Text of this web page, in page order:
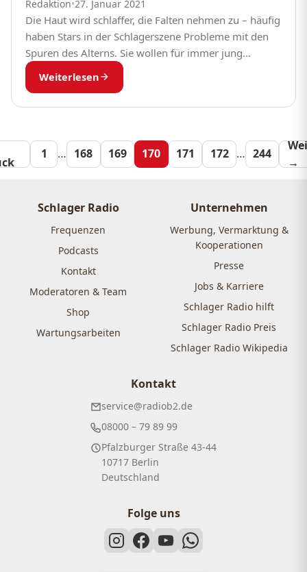
Redaktion•27. Januar 2021
Die Haut wird schlaffer, die Falten nehmen zu – häufig
haben Stars in der Schlagerszene Probleme mit den
Spuren des Alterns. Sie wollen für immer jung
bleiben, zumindest was das...
Weiterlesen
der
1 … 168 169 170 171 172 … 244
→
Schlager Radio
Frequenzen
Podcasts
Kontakt
Moderatoren & Team
Shop
Wartungsarbeiten
Unternehmen
Werbung, Vermarktung &
Kooperationen
Presse
Jobs & Karriere
Schlager Radio hilft
Schlager Radio Preis
Schlager Radio Wikipedia
Kontakt
service@radiob2.de
08000 – 79 89 99
Pfalzburger Straße 43-44
10717 Berlin
Deutschland
Folge uns